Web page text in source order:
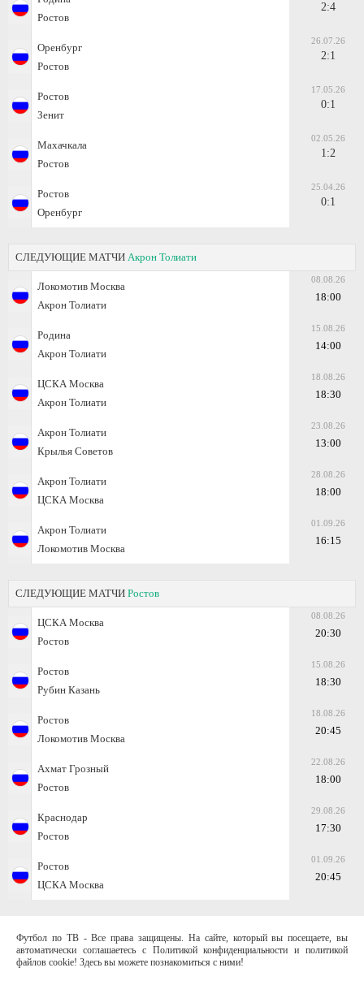
Ростов
2:4
Оренбург
Ростов
26.07.26
2:1
Ростов
Зенит
17.05.26
0:1
Махачкала
Ростов
02.05.26
1:2
Ростов
Оренбург
25.04.26
0:1
СЛЕДУЮЩИЕ МАТЧИ Акрон Толиати
Локомотив Москва
Акрон Толиати
08.08.26
18:00
Родина
Акрон Толиати
15.08.26
14:00
ЦСКА Москва
Акрон Толиати
18.08.26
18:30
Акрон Толиати
Крылья Советов
23.08.26
13:00
Акрон Толиати
ЦСКА Москва
28.08.26
18:00
Акрон Толиати
Локомотив Москва
01.09.26
16:15
СЛЕДУЮЩИЕ МАТЧИ Ростов
ЦСКА Москва
Ростов
08.08.26
20:30
Ростов
Рубин Казань
15.08.26
18:30
Ростов
Локомотив Москва
18.08.26
20:45
Ахмат Грозный
Ростов
22.08.26
18:00
Краснодар
Ростов
29.08.26
17:30
Ростов
ЦСКА Москва
01.09.26
20:45
Футбол по ТВ - Все права защищены. На сайте, который вы посещаете, вы
автоматически соглашаетесь с Политикой конфиденциальности и политикой
файлов cookie! Здесь вы можете познакомиться с ними!